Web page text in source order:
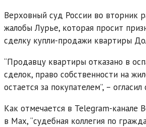
Верховный суд России во вторник
жалобы Лурье, которая просит
сделку купли-продажи квартиры
“Продавцу квартиры отказано в
сделок, право собственности на
остается за покупателем”, – огласил
Как отмечается в Telegram-канале
в Max, “судебная коллегия по